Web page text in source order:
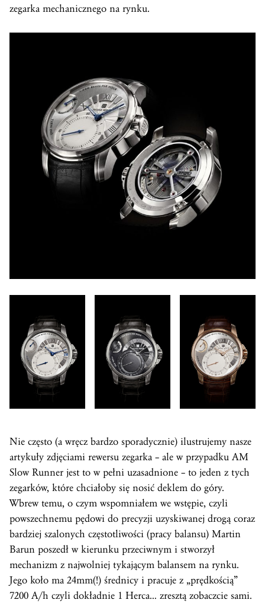
zegarka mechanicznego na rynku.
Nie często (a wręcz bardzo sporadycznie) ilustrujemy nasze
artykuły zdjęciami rewersu zegarka – ale w przypadku AM
Slow Runner jest to w pełni uzasadnione – to jeden z tych
zegarków, które chciałoby się nosić deklem do góry.
Wbrew temu, o czym wspomniałem we wstępie, czyli
powszechnemu pędowi do precyzji uzyskiwanej drogą coraz
bardziej szalonych częstotliwości (pracy balansu) Martin
Barun poszedł w kierunku przeciwnym i stworzył
mechanizm z najwolniej tykającym balansem na rynku.
Jego koło ma 24mm(!) średnicy i pracuje z „prędkością”
7200 A/h czyli dokładnie 1 Herca… zresztą zobaczcie sami.